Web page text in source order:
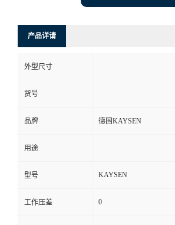
产品详请
外型尺寸
货号
品牌 德国KAYSEN
用途
型号 KAYSEN
工作压差 0